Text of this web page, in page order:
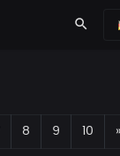
search
8 9 10 »